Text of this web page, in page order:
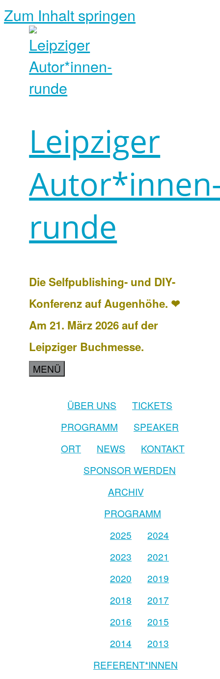
Zum Inhalt springen
Leipziger
runde
Die Selfpublishing- und DIY-
Konferenz auf Augenhöhe. ❤
Am 21. März 2026 auf der
Leipziger Buchmesse.
MENÜ
ÜBER UNS
TICKETS
PROGRAMM
SPEAKER
ORT
NEWS
KONTAKT
SPONSOR WERDEN
ARCHIV
PROGRAMM
2025
2024
2023
2021
2020
2019
2018
2017
2016
2015
2014
2013
REFERENT*INNEN